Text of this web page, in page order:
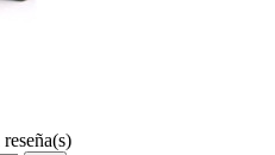
reseña(s)